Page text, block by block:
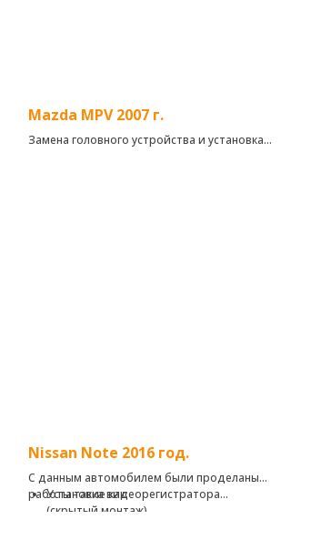
Mazda MPV 2007 г.
Замена головного устройства и установка
Nissan Note 2016 год.
С данным автомобилем были проделаны
работы такие как:
Установка видеорегистратора
(скрытый монтаж)